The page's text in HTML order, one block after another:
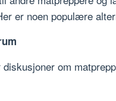
er noen populære
om